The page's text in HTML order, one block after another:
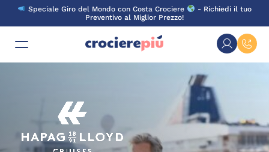
Skip
content
Speciale Giro del Mondo con Costa Crociere
- Richiedi il tuo
Preventivo al Miglior Prezzo!